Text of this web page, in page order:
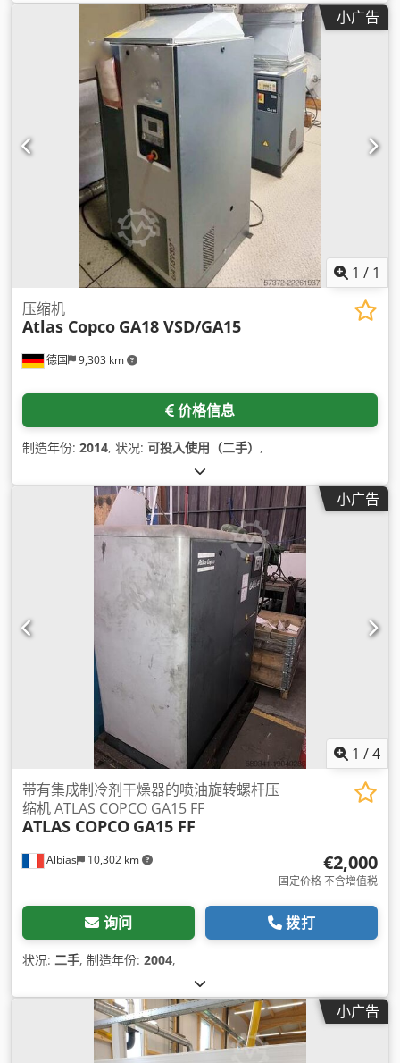
小广告
1 / 1
德国 9,303 km
压缩机
Atlas Copco GA18 VSD/GA15
价格信息
制造年份: 2014, 状况: 可投入使用（二手） ,
小广告
1 /4
Albias 10,302 km
带有集成制冷剂干燥器的喷油旋转螺杆压
缩机 ATLAS COPCO GA15 FF
ATLAS COPCO GA15 FF
€2,000
固定价格 不含增值税
询问 拨打
状况: 二手, 制造年份: 2004,
小广告